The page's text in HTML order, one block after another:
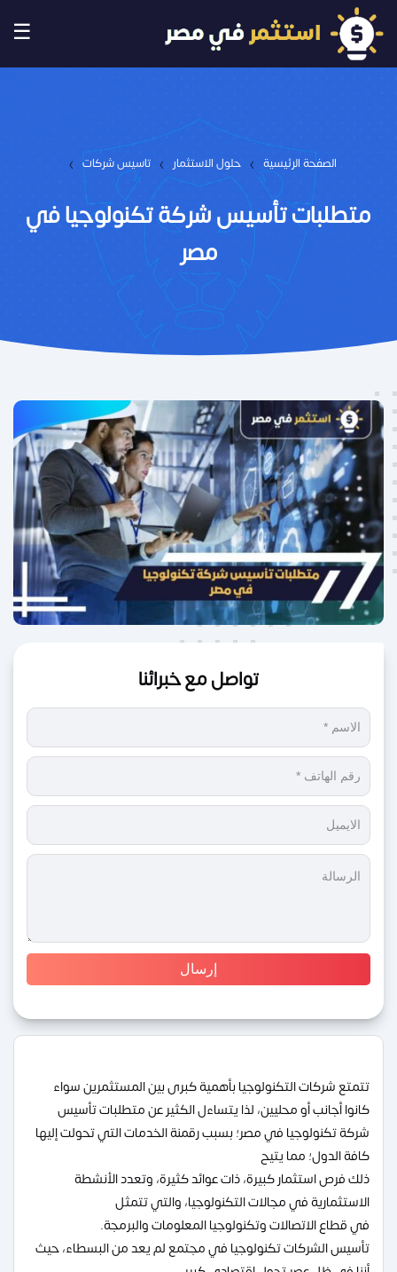
☰
الصفحة الرئيسية › حلول الاستثمار › تاسيس شركات ›
متطلبات تأسيس شركة تكنولوجيا في
مصر
تواصل مع خبرائنا
تتمتع شركات التكنولوجيا بأهمية كبرى بين المستثمرين سواء
كانوا أجانب أو محليين، لذا يتساءل الكثير عن متطلبات تأسيس
شركة تكنولوجيا في مصر؛ بسبب رقمنة الخدمات التي تحولت إليها
كافة الدول؛ مما يتيح
ذلك فرص استثمار كبيرة، ذات عوائد كثيرة، وتعدد الأنشطة
الاستثمارية في مجالات التكنولوجيا، والتي تتمثل
في قطاع الاتصالات وتكنولوجيا المعلومات والبرمجة.
تأسيس الشركات تكنولوجيا في مجتمع لم يعد من البسطاء، حيث